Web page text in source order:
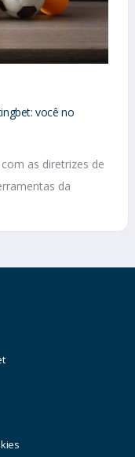
você no
as diretrizes de
da